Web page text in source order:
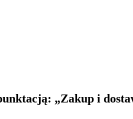
„Zakup i